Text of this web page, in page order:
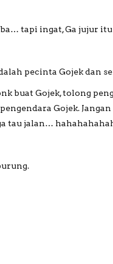
tapi ingat, Ga jujur
pecinta Gojek dan
buat Gojek, tolong
Gojek.
tau jalan…